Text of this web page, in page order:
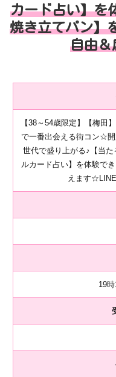
カード占い】を
焼き立てパン】
自由＆
【38～54歳限定】【梅田
で一番出会える街コン☆
世代で盛り上がる♪【当
ルカード占い】を体験で
えます
19